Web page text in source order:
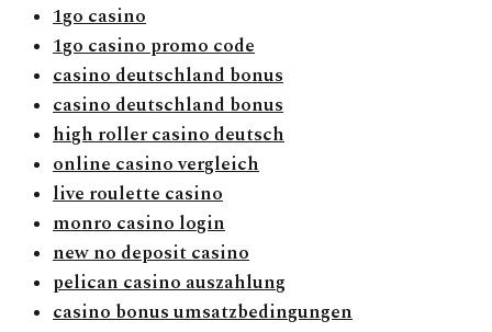
1go casino
1go casino promo code
casino deutschland bonus
casino deutschland bonus
high roller casino deutsch
online casino vergleich
live roulette casino
monro casino login
new no deposit casino
pelican casino auszahlung
casino bonus umsatzbedingungen